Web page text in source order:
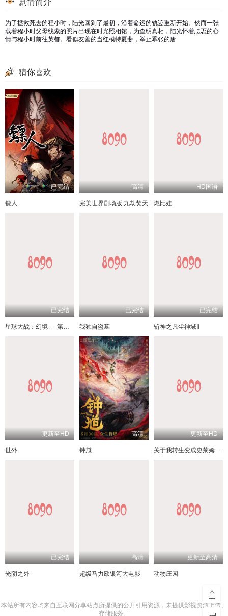
剧情简介
为了拯救死去的程小时，陆光回到了最初，沿着命运的轨迹重新开始。然而一张
载着程小时父母线索的照片出现在时光照相馆，为查明真相，陆光怀着忐忑的心
情与程小时前往英都。看似友善的当红模特夏斐，举止乖张的唐
猜你喜欢
已完结
镖人
高清
完美世界剧场版 九劫焚天
HD国语
燃比娃
已完结
星球大战：幻境 — 第九个绝地武士
已完结
我独自盗墓
已完结
斩神之凡尘神域Ⅱ
更新至HD
世外
高清
钟馗
更新至HD
关于我转生变成史莱姆这档事 苍海之泪篇
已完结
光阴之外
高清
超级马力欧银河大电影
更新至高清
动物庄园
本站所有内容均来自互联网分享站点所提供的公开引用资源，未提供影视资源上传、
存储服务。